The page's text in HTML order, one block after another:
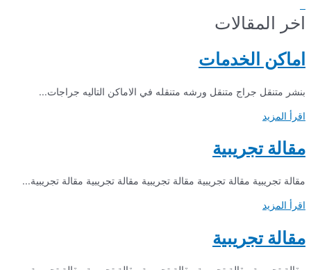
اخر المقالات
اماكن الخدمات
بنشر متنقل جراج متنقل ورشه متنقله في الاماكن التاليه جراجات...
اقرأ المزيد
مقالة تجريبية
مقالة تجريبية مقالة تجريبية مقالة تجريبية مقالة تجريبية مقالة تجريبية...
اقرأ المزيد
مقالة تجريبية